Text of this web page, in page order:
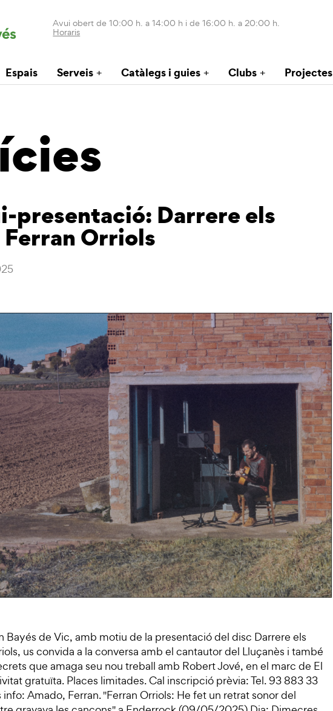
Avui obert de 10:00 h. a 14:00 h i de 16:00 h. a 20:00 h.
Horaris
Espais Serveis Catàlegs i guies Clubs Projectes
presentació: Darrere els
Orriols
Bayés de Vic, amb motiu de la presentació del disc Darrere els
us convida a la conversa amb el cantautor del Lluçanès i també
que amaga seu nou treball amb Robert Jové, en el marc de El
gratuïta. Places limitades. Cal inscripció prèvia: Tel. 93 883 33
Amado, Ferran. "Ferran Orriols: He fet un retrat sonor del